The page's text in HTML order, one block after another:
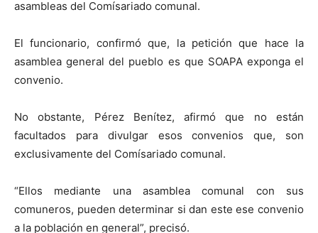
asambleas del Comísariado comunal.
El funcionario, confirmó que, la petición que hace la
asamblea general del pueblo es que SOAPA exponga el
convenio.
No obstante, Pérez Benítez, afirmó que no están
facultados para divulgar esos convenios que, son
exclusivamente del Comísariado comunal.
“Ellos mediante una asamblea comunal con sus
comuneros, pueden determinar si dan este ese convenio
a la población en general”, precisó.